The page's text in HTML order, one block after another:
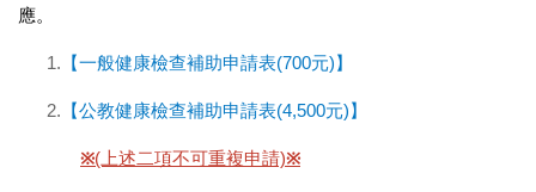
應。
1. 【一般健康檢查補助申請表(700元)】
2. 【公教健康檢查補助申請表(4,500元)】
※(上述二項不可重複申請)※